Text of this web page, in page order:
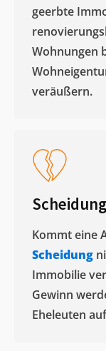
geerbte
Wohnungen
veräußern. ​
Scheidung
Kommt eine
Scheidung
Immobilie
Gewinn
Eheleuten